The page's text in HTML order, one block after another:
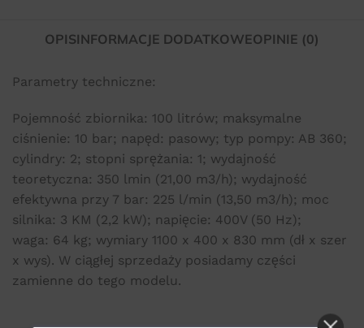
OPISINFORMACJE DODATKOWEOPINIE (0)
Parametry techniczne:
Pojemność zbiornika: 100 litrów; maksymalne
ciśnienie: 10 bar; napęd: pasowy; typ pompy: AB 360;
cylindry: 2; stopni sprężania: 1; wydajność
teoretyczna: 350 lmin (21,00 m3/h); wydajność
efektywna przy 7 bar: 225 l/min (13,50 m3/h); moc
silnika: 3 KM (2,2 kW); napięcie: 400V (50 Hz);
waga: 64 kg; wymiary 1100 x 400 x 830 mm (dł x szer
x wys). W ciągłej sprzedaży posiadamy części
zamienne do tego modelu.